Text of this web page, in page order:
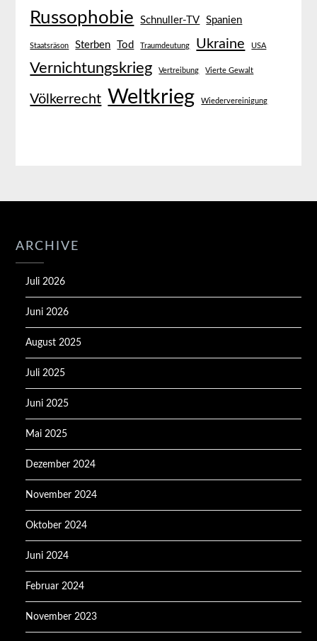
Russophobie Schnuller-TV Spanien
Staatsräson Sterben Tod Traumdeutung Ukraine USA
Vernichtungskrieg Vertreibung Vierte Gewalt
Völkerrecht Weltkrieg Wiedervereinigung
ARCHIVE
Juli 2026
Juni 2026
August 2025
Juli 2025
Juni 2025
Mai 2025
Dezember 2024
November 2024
Oktober 2024
Juni 2024
Februar 2024
November 2023